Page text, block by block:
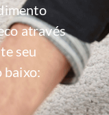
através
seu
baixo: